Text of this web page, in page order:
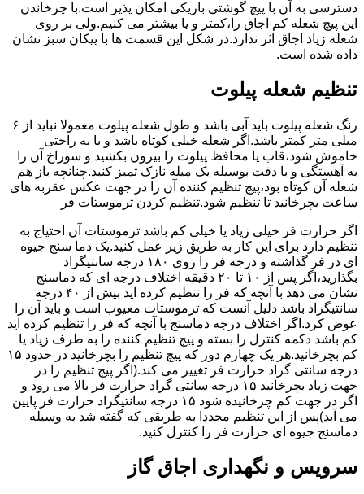
دسترسی به آن با پیچ گوشتی باریکی امکان پذیر است.با چرخاندن
این پیچ شعله کم اجاق را،کمتر و یا بیشتر می کنیم.ولی بر روی
شعله زیاد اجاق اثر ندارد.در شکل این قسمت ها با پیکان سبز نشان
داده شده است.
تنظیم شعله پیلوت
رنگ شعله پیلوت باید آبی باشد و طول شعله پیلوت معمولا نباید از ۶
میلی متر کمتر باشد.اگر شعله خیلی کوتاه باشد و یا به راحتی
خاموش شود،قاب یا محافظ پیلوت را بیرون بکشید و سوراخ آن را
به آهستگی و با دقت بوسیله یک میله نازک تمیز کنید.چنانچه باز هم
شعله آن کوتاه بود،پیچ تنظیم کننده آن را در جهت عکس عقربه های
ساعت بچرخانید تا تنظیم شود.تنظیم کردن ترموستات فر
اگر حرارت فر خیلی زیاد یا خیلی کم باشد ترموستات آن احتیاج به
تنظیم دارد برای این کار به طریق زیر عمل کنید.یک دما سنج جیوه
ای در فر گذاشته و درجه فر را روی ۱۸۰ درجه سانتیگراد
بگذارید،اگر پس از ۱۰ تا ۲۰ دقیقه اختلاف درجه ای که دماسنج
نشان می دهد با آنچه که فر را تنظیم کرده اید بیش از ۴۰ درجه
سانتیگراد باشد دلیل آنست که ترموستات معیوب است و باید آن را
عوض کرد.اگر اختلاف درجه دماسنج با آنچه که فر را تنظیم کرده اید
کم باشد دکمه کنترل را بسته و پیچ تنظیم کننده را به طرف زیاد یا
کم بچرخانید.هر یک چهارم دور که پیچ تنظیم را بچرخانید در حدود ۱۵
درجه سانتی گراد حرارت فر تغییر می کند.(اگر پیچ تنظیم را در
جهت زیاد بچرخانید ۱۵ درجه سانتی گراد حرارت فر بالا می رود و
اگر در جهت کم چرخانیده شود ۱۵ درجه سانتیگراد حرارت فر پایین
می آید)پس از این تنظیم مجددا به طریقی که گفته شد به وسیله
دماسنج جیوه ای حرارت فر را کنترل کنید.
سرویس و نگهداری اجاق گاز